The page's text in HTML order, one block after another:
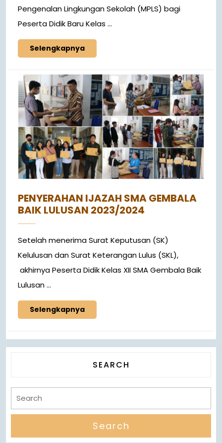
Pengenalan Lingkungan Sekolah (MPLS) bagi
Peserta Didik Baru Kelas ...
Selengkapnya
PENYERAHAN IJAZAH SMA GEMBALA
BAIK LULUSAN 2023/2024
Setelah menerima Surat Keputusan (SK)
Kelulusan dan Surat Keterangan Lulus (SKL),
akhirnya Peserta Didik Kelas XII SMA Gembala Baik
Lulusan ...
Selengkapnya
SEARCH